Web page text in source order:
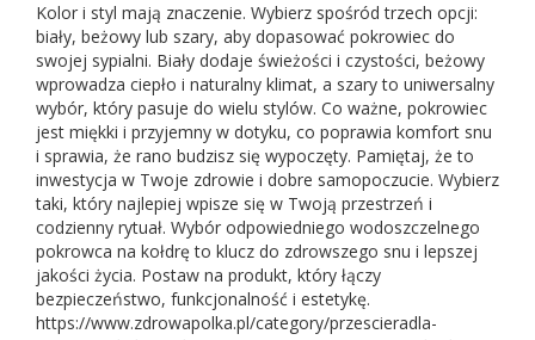
Kolor i styl mają znaczenie. Wybierz spośród trzech opcji:
biały, beżowy lub szary, aby dopasować pokrowiec do
swojej sypialni. Biały dodaje świeżości i czystości, beżowy
wprowadza ciepło i naturalny klimat, a szary to uniwersalny
wybór, który pasuje do wielu stylów. Co ważne, pokrowiec
jest miękki i przyjemny w dotyku, co poprawia komfort snu
i sprawia, że rano budzisz się wypoczęty. Pamiętaj, że to
inwestycja w Twoje zdrowie i dobre samopoczucie. Wybierz
taki, który najlepiej wpisze się w Twoją przestrzeń i
codzienny rytuał. Wybór odpowiedniego wodoszczelnego
pokrowca na kołdrę to klucz do zdrowszego snu i lepszej
jakości życia. Postaw na produkt, który łączy
bezpieczeństwo, funkcjonalność i estetykę.
https://www.zdrowapolka.pl/category/przescieradla-